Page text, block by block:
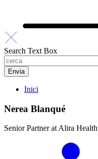
Search Text Box
Inici
Nerea Blanqué
Senior Partner at Alira Health